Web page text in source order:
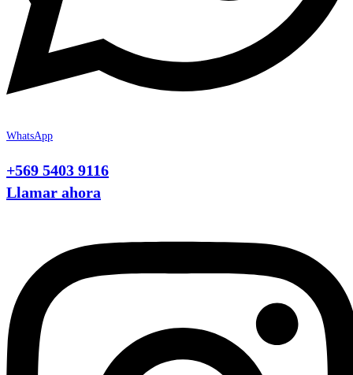
WhatsApp
+569 5403 9116
Llamar ahora